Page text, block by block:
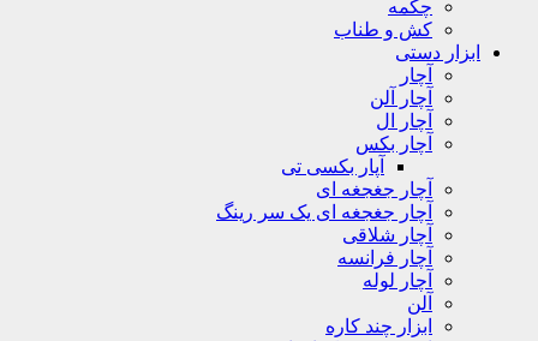
چکمه
کش و طناب
ابزار دستی
آچار
آچار آلن
آچار ال
آچار بکس
آپار بکسی تی
آچار جغجغه ای
آچار جغجغه ای یک سر رینگ
آچار شلاقی
آچار فرانسه
آچار لوله
آلن
ابزار چند کاره